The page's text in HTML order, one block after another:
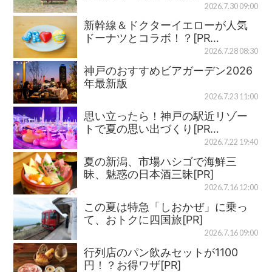
2026.7.30 09:00
新幹線＆ドクターイエローが人気
ドーナツとコラボ！？[PR…
2026.7.28 08:30
神戸のおすすめビアガーデン2026
年最新版
2026.7.23 11:00
思い立ったら！神戸の駅近リゾー
トで夏の思い出づくり[PR…
2026.7.22 19:40
夏の新潟、市場ハシゴで海鮮三
昧、魅惑の日本酒三昧[PR]
2026.7.16 12:00
この夏は特急「しおかぜ」に乗っ
て、おトクに四国旅[PR]
2026.7.16 09:00
行列店のパン飲みセットが1100
円！？お得ワザ[PR]